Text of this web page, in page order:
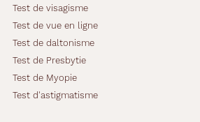
Test de visagisme
Test de vue en ligne
Test de daltonisme
Test de Presbytie
Test de Myopie
Test d'astigmatisme